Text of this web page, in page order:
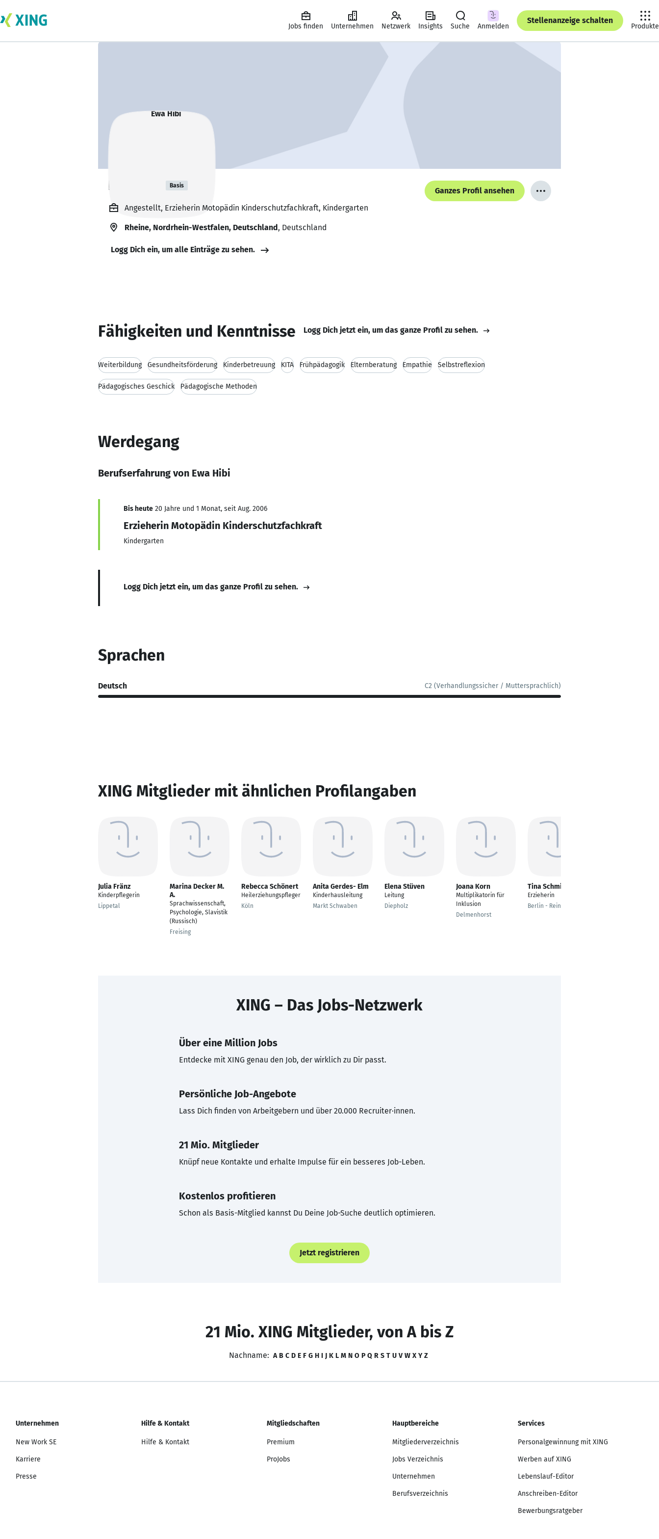
Jobs finden Unternehmen Netzwerk Insights Suche Anmelden
Stellenanzeige schalten
Produkte
Ewa Hibi Basis
Ganzes Profil ansehen
Angestellt, Erzieherin Motopädin Kinderschutzfachkraft, Kindergarten
Rheine, Nordrhein-Westfalen, Deutschland, Deutschland
Logg Dich ein, um alle Einträge zu sehen.
Fähigkeiten und Kenntnisse Logg Dich jetzt ein, um das ganze Profil zu sehen.
Weiterbildung Gesundheitsförderung Kinderbetreuung KITA Frühpädagogik Elternberatung Empathie Selbstreflexion
Pädagogisches Geschick Pädagogische Methoden
Werdegang
Berufserfahrung von Ewa Hibi
Bis heute 20 Jahre und 1 Monat, seit Aug. 2006
Erzieherin Motopädin Kinderschutzfachkraft
Kindergarten
Logg Dich jetzt ein, um das ganze Profil zu sehen.
Sprachen
Deutsch C2 (Verhandlungssicher / Muttersprachlich)
XING Mitglieder mit ähnlichen Profilangaben
Julia Fränz
Kinderpflegerin
Lippetal
Marina Decker M.
A.
Sprachwissenschaft,
Psychologie, Slavistik
(Russisch)
Freising
Rebecca Schönert
Heilerziehungspfleger
Köln
Anita Gerdes- Elm
Kinderhausleitung
Markt Schwaben
Elena Stüven
Leitung
Diepholz
Joana Korn
Multiplikatorin für
Inklusion
Delmenhorst
Tina Schmidt
Erzieherin
Berlin - Reinickendorf
XING – Das Jobs-Netzwerk
Über eine Million Jobs
Entdecke mit XING genau den Job, der wirklich zu Dir passt.
Persönliche Job-Angebote
Lass Dich finden von Arbeitgebern und über 20.000 Recruiter·innen.
21 Mio. Mitglieder
Knüpf neue Kontakte und erhalte Impulse für ein besseres Job-Leben.
Kostenlos profitieren
Schon als Basis-Mitglied kannst Du Deine Job-Suche deutlich optimieren.
Jetzt registrieren
21 Mio. XING Mitglieder, von A bis Z
Nachname: A B C D E F G H I J K L M N O P Q R S T U V W X Y Z
Unternehmen
New Work SE
Karriere
Presse
Hilfe & Kontakt
Hilfe & Kontakt
Mitgliedschaften
Premium
ProJobs
Hauptbereiche
Mitgliederverzeichnis
Jobs Verzeichnis
Unternehmen
Berufsverzeichnis
Services
Personalgewinnung mit XING
Werben auf XING
Lebenslauf-Editor
Anschreiben-Editor
Bewerbungsratgeber